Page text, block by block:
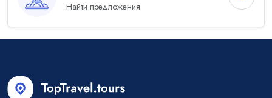
Найти предложения